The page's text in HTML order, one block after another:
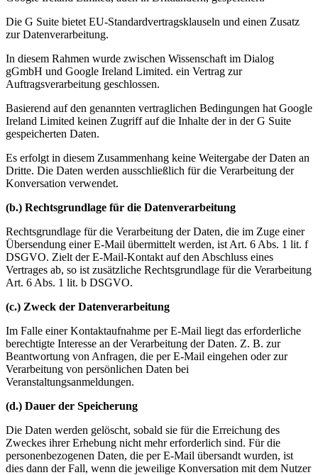
Die G Suite bietet EU-Standardvertragsklauseln und einen Zusatz
zur Datenverarbeitung.
In diesem Rahmen wurde zwischen Wissenschaft im Dialog
gGmbH und Google Ireland Limited. ein Vertrag zur
Auftragsverarbeitung geschlossen.
Basierend auf den genannten vertraglichen Bedingungen hat Google
Ireland Limited keinen Zugriff auf die Inhalte der in der G Suite
gespeicherten Daten.
Es erfolgt in diesem Zusammenhang keine Weitergabe der Daten an
Dritte. Die Daten werden ausschließlich für die Verarbeitung der
Konversation verwendet.
(b.) Rechtsgrundlage für die Datenverarbeitung
Rechtsgrundlage für die Verarbeitung der Daten, die im Zuge einer
Übersendung einer E-Mail übermittelt werden, ist Art. 6 Abs. 1 lit. f
DSGVO. Zielt der E-Mail-Kontakt auf den Abschluss eines
Vertrages ab, so ist zusätzliche Rechtsgrundlage für die Verarbeitung
Art. 6 Abs. 1 lit. b DSGVO.
(c.) Zweck der Datenverarbeitung
Im Falle einer Kontaktaufnahme per E-Mail liegt das erforderliche
berechtigte Interesse an der Verarbeitung der Daten. Z. B. zur
Beantwortung von Anfragen, die per E-Mail eingehen oder zur
Verarbeitung von persönlichen Daten bei
Veranstaltungsanmeldungen.
(d.) Dauer der Speicherung
Die Daten werden gelöscht, sobald sie für die Erreichung des
Zweckes ihrer Erhebung nicht mehr erforderlich sind. Für die
personenbezogenen Daten, die per E-Mail übersandt wurden, ist
dies dann der Fall, wenn die jeweilige Konversation mit dem Nutzer